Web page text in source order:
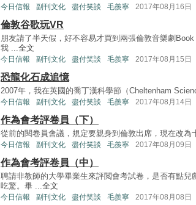
今日信報 副刊文化 盡付笑談 毛羨寧 2017年08月16日
倫敦谷歌玩VR
朋友請了半天假，好不容易才買到兩張倫敦音樂劇
我 ...全文
今日信報 副刊文化 盡付笑談 毛羨寧 2017年08月15日
恐龍化石成追憶
2007年，我在英國的喬丁漢科學節（Cheltenham
今日信報 副刊文化 盡付笑談 毛羨寧 2017年08月14日
作為會考評卷員（下）
從前的閱卷員會議，規定要親身到倫敦出席，現在改
今日信報 副刊文化 盡付笑談 毛羨寧 2017年08月09日
作為會考評卷員（中）
聘請非教師的大學畢業生來評閲會考試卷，是否有點
吃驚。畢 ...全文
今日信報 副刊文化 盡付笑談 毛羨寧 2017年08月08日